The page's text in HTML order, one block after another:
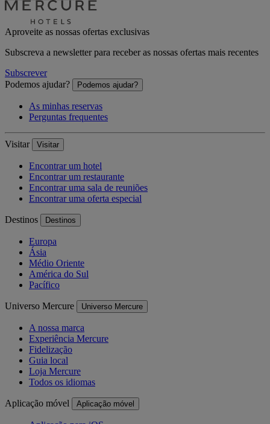
Aproveite as nossas ofertas exclusivas
Subscreva a newsletter para receber as nossas ofertas mais recentes
Subscrever
Podemos ajudar?
Podemos ajudar?
As minhas reservas
Perguntas frequentes
Visitar Visitar
Encontrar um hotel
Encontrar um restaurante
Encontrar uma sala de reuniões
Encontrar uma oferta especial
Destinos Destinos
Europa
Ásia
Médio Oriente
América do Sul
Pacífico
Universo Mercure Universo Mercure
A nossa marca
Experiência Mercure
Fidelização
Guia local
Loja Mercure
Todos os idiomas
Aplicação móvel Aplicação móvel